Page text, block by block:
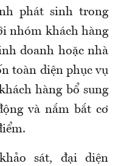
phát sinh trong
nhóm khách hàng
doanh hoặc nhà
toàn diện phục vụ
hàng bổ sung
và nắm bắt cơ
sát, đại diện